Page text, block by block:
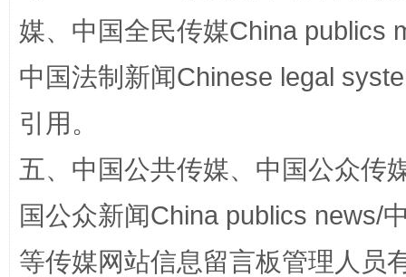
漫山遍野的桃花与雪山、麦地、白藏房
媒、中国全民传媒China publics
中国法制新闻Chinese legal
引用。
五、中国公共传媒、中国公众传
国公众新闻China publics news/
等传媒网站信息留言板管理人员